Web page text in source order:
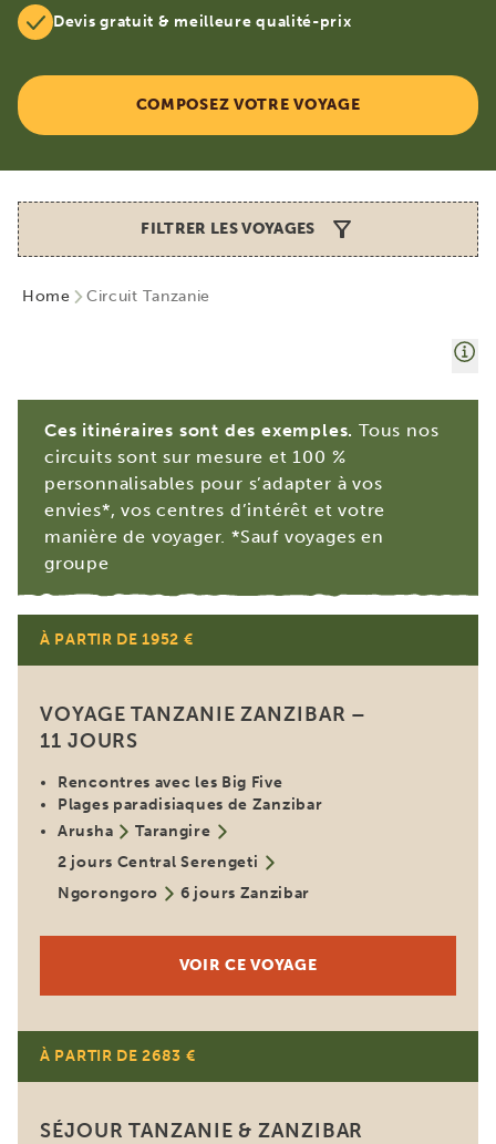
Devis gratuit & meilleure qualité-prix
COMPOSEZ VOTRE VOYAGE
FILTRER LES VOYAGES
Home Circuit Tanzanie
Ces itinéraires sont des exemples. Tous nos
circuits sont sur mesure et 100 %
personnalisables pour s’adapter à vos
envies*, vos centres d’intérêt et votre
manière de voyager. *Sauf voyages en
groupe
À PARTIR DE 1952 €
VOYAGE TANZANIE ZANZIBAR –
11 JOURS
Rencontres avec les Big Five
Plages paradisiaques de Zanzibar
Arusha
Tarangire
2 jours Central Serengeti
Ngorongoro
6 jours Zanzibar
VOIR CE VOYAGE
À PARTIR DE 2683 €
SÉJOUR TANZANIE & ZANZIBAR